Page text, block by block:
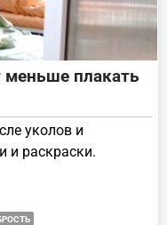
меньше плакать
уколов и
и раскраски.